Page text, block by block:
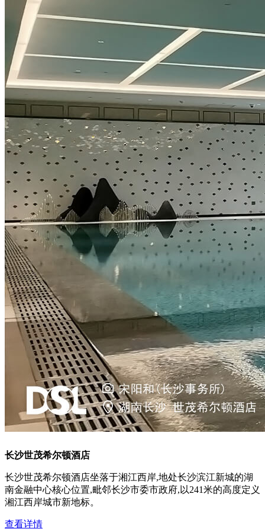
长沙世茂希尔顿酒店
长沙世茂希尔顿酒店坐落于湘江西岸,地处长沙滨江新城的湖
南金融中心核心位置,毗邻长沙市委市政府,以241米的高度定义
湘江西岸城市新地标。
查看详情